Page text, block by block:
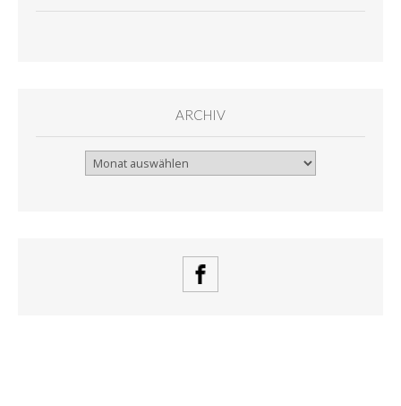
ARCHIV
Archiv